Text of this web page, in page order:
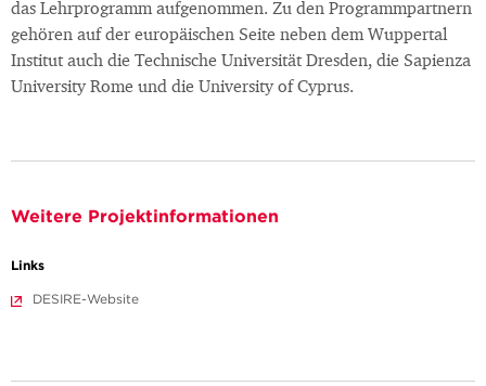
das Lehrprogramm aufgenommen. Zu den Programmpartnern
gehören auf der europäischen Seite neben dem Wuppertal
Institut auch die Technische Universität Dresden, die Sapienza
University Rome und die University of Cyprus.
Weitere Projektinformationen
Links
DESIRE-Website